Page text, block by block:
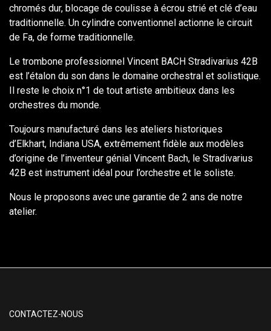
chromés dur, blocage de coulisse à écrou strié et clé d’eau
traditionnelle. Un cylindre conventionnel actionne le circuit
de Fa, de forme traditionnelle.
Le trombone professionnel Vincent BACH Stradivarius 42B
est l’étalon du son dans le domaine orchestral et solistique.
Il reste le choix n°1 de tout artiste ambitieux dans les
orchestres du monde.
Toujours manufacturé dans les ateliers historiques
d’Elkhart, Indiana USA, extrêmement fidèle aux modèles
d’origine de l’inventeur génial Vincent Bach, le Stradivarius
42B est instrument idéal pour l’orchestre et le soliste.
Nous le proposons avec une garantie de 2 ans de notre
atelier.
CONTACTEZ-NOUS